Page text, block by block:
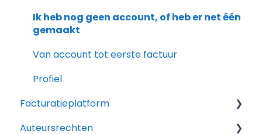
Ik heb nog geen account, of heb er net één
gemaakt
Van account tot eerste factuur
Profiel
Facturatieplatform
Facturen
Auteursrechten